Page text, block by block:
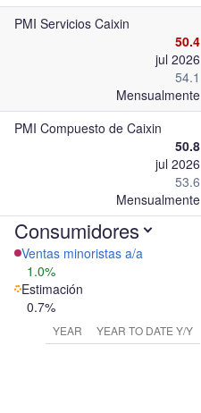
PMI Servicios Caixin
50.4
jul 2026
54.1
Mensualmente
PMI Compuesto de Caixin
50.8
jul 2026
53.6
Mensualmente
Consumidores
Ventas minoristas a/a
1.0%
Estimación
0.7%
YEAR YEAR TO DATE Y/Y